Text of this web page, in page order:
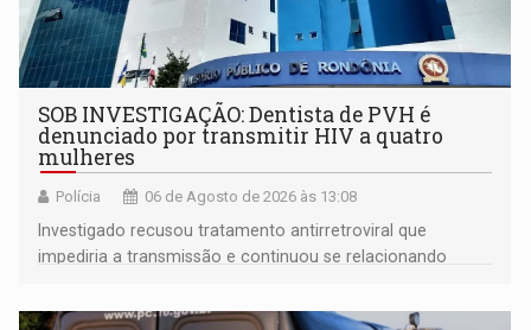
SOB INVESTIGAÇÃO: Dentista de PVH é
denunciado por transmitir HIV a quatro
mulheres
Polícia 06 de Agosto de 2026 às 13:08
Investigado recusou tratamento antirretroviral que
impediria a transmissão e continuou se relacionando